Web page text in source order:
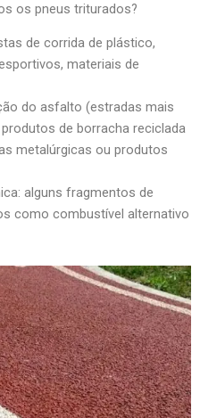
os pneus triturados?
de corrida de plástico,
materiais de
do asfalto (estradas mais
de borracha reciclada
metalúrgicas ou produtos
alguns fragmentos de
como combustível alternativo